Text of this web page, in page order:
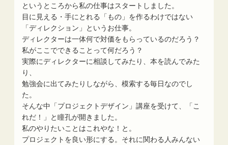
というところから私の仕事はスタートしました。
目に見える・手にとれる「もの」を作るわけではない
「ディレクション」というお仕事。
ディレクターは一体何で対価をもらっているのだろう？
私がここでできることって何だろう？
実際にディレクターに相談してみたり、本を読んでみた
り、
勉強会に出てみたりしながら、模索する毎日なのでし
た。
そんな中「プロジェクトデザイン」講座を受けて、「こ
れだ！」と瞳孔が開きました。
私のやりたいことはこれやな！と。
プロジェクトを良い形にする。それに関わる人みんない